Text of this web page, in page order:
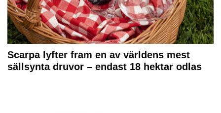
Scarpa lyfter fram en av världens mest
sällsynta druvor – endast 18 hektar odlas